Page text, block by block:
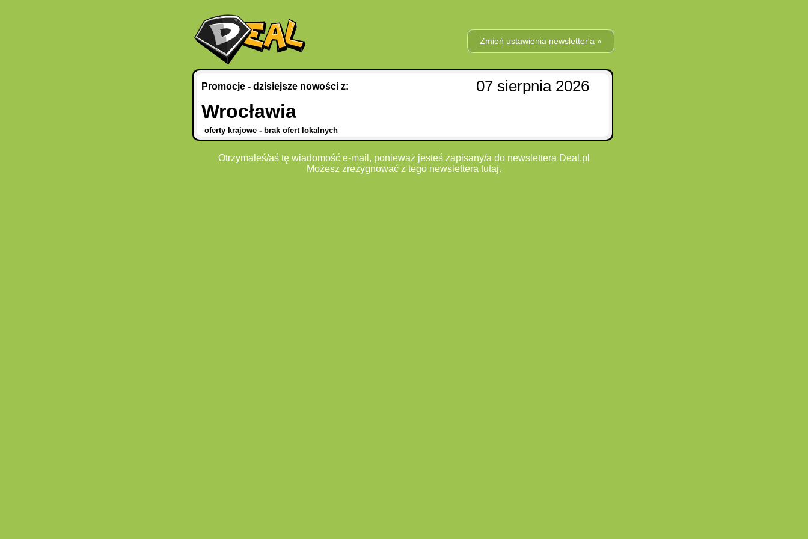
Zmień ustawienia newsletter'a »
Promocje - dzisiejsze nowości z: 07 sierpnia 2026
Wrocławia
oferty krajowe - brak ofert lokalnych
Otrzymałeś/aś tę wiadomość e-mail, ponieważ jesteś zapisany/a do newslettera Deal.pl
Możesz zrezygnować z tego newslettera tutaj.